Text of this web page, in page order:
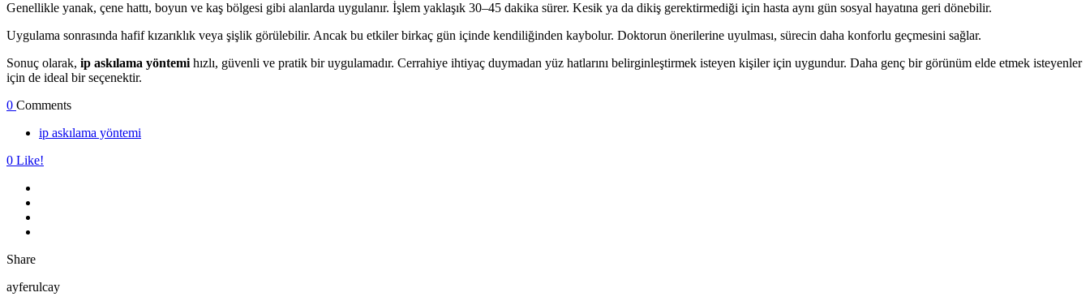
Genellikle yanak, çene hattı, boyun ve kaş bölgesi gibi alanlarda uygulanır. İşlem yaklaşık 30–45 dakika sürer. Kesik ya da dikiş gerektirmediği için hasta aynı gün sosyal hayatına geri dönebilir.
Uygulama sonrasında hafif kızarıklık veya şişlik görülebilir. Ancak bu etkiler birkaç gün içinde kendiliğinden kaybolur. Doktorun önerilerine uyulması, sürecin daha konforlu geçmesini sağlar.
Sonuç olarak, ip askılama yöntemi hızlı, güvenli ve pratik bir uygulamadır. Cerrahiye ihtiyaç duymadan yüz hatlarını belirginleştirmek isteyen kişiler için uygundur. Daha genç bir görünüm elde etmek isteyenler
için de ideal bir seçenektir.
0 Comments
ip askılama yöntemi
0 Like!
Share
ayferulcay